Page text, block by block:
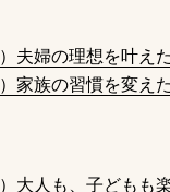
夫婦の理想を叶え
家族の習慣を変え
大人も、子どもも